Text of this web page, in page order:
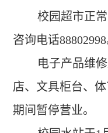
校园超市正
咨询电话88802998
电子产品维
店、文具柜台、
期间暂停营业。